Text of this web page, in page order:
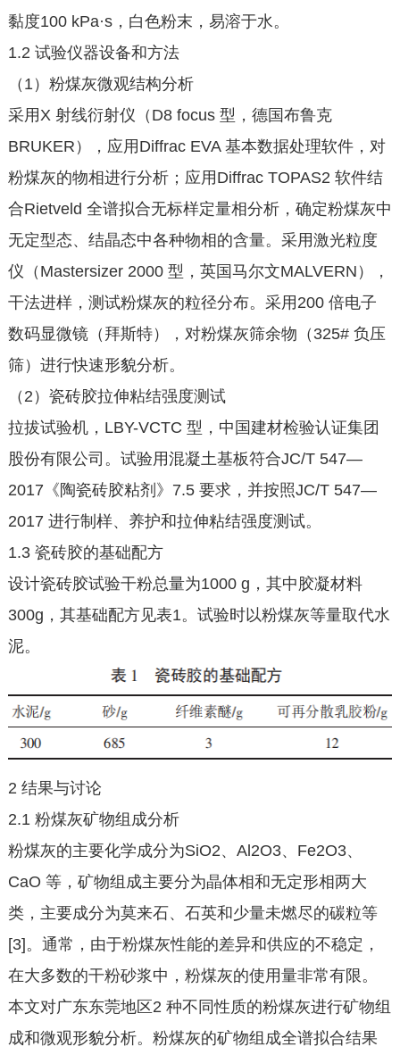
黏度100 kPa·s，白色粉末，易溶于水。
1.2 试验仪器设备和方法
（1）粉煤灰微观结构分析
采用X 射线衍射仪（D8 focus 型，德国布鲁克
BRUKER），应用Diffrac EVA 基本数据处理软件，对
粉煤灰的物相进行分析；应用Diffrac TOPAS2 软件结
合Rietveld 全谱拟合无标样定量相分析，确定粉煤灰中
无定型态、结晶态中各种物相的含量。采用激光粒度
仪（Mastersizer 2000 型，英国马尔文MALVERN），
干法进样，测试粉煤灰的粒径分布。采用200 倍电子
数码显微镜（拜斯特），对粉煤灰筛余物（325# 负压
筛）进行快速形貌分析。
（2）瓷砖胶拉伸粘结强度测试
拉拔试验机，LBY-VCTC 型，中国建材检验认证集团
股份有限公司。试验用混凝土基板符合JC/T 547—
2017《陶瓷砖胶粘剂》7.5 要求，并按照JC/T 547—
2017 进行制样、养护和拉伸粘结强度测试。
1.3 瓷砖胶的基础配方
设计瓷砖胶试验干粉总量为1000 g，其中胶凝材料
300g，其基础配方见表1。试验时以粉煤灰等量取代水
泥。
2 结果与讨论
2.1 粉煤灰矿物组成分析
粉煤灰的主要化学成分为SiO2、Al2O3、Fe2O3、
CaO 等，矿物组成主要分为晶体相和无定形相两大
类，主要成分为莫来石、石英和少量未燃尽的碳粒等
[3]。通常，由于粉煤灰性能的差异和供应的不稳定，
在大多数的干粉砂浆中，粉煤灰的使用量非常有限。
本文对广东东莞地区2 种不同性质的粉煤灰进行矿物组
成和微观形貌分析。粉煤灰的矿物组成全谱拟合结果